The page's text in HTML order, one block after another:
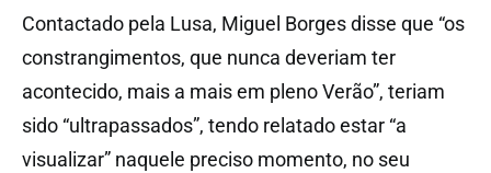
Contactado pela Lusa, Miguel Borges disse que “os
constrangimentos, que nunca deveriam ter
acontecido, mais a mais em pleno Verão”, teriam
sido “ultrapassados”, tendo relatado estar “a
visualizar” naquele preciso momento, no seu